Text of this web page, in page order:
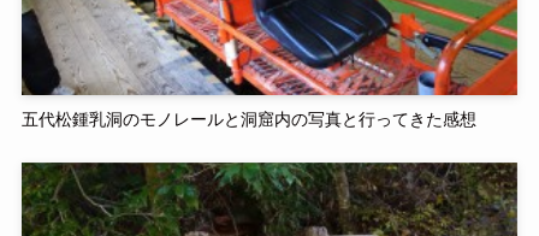
五代松鍾乳洞のモノレールと洞窟内の写真と行ってきた感想